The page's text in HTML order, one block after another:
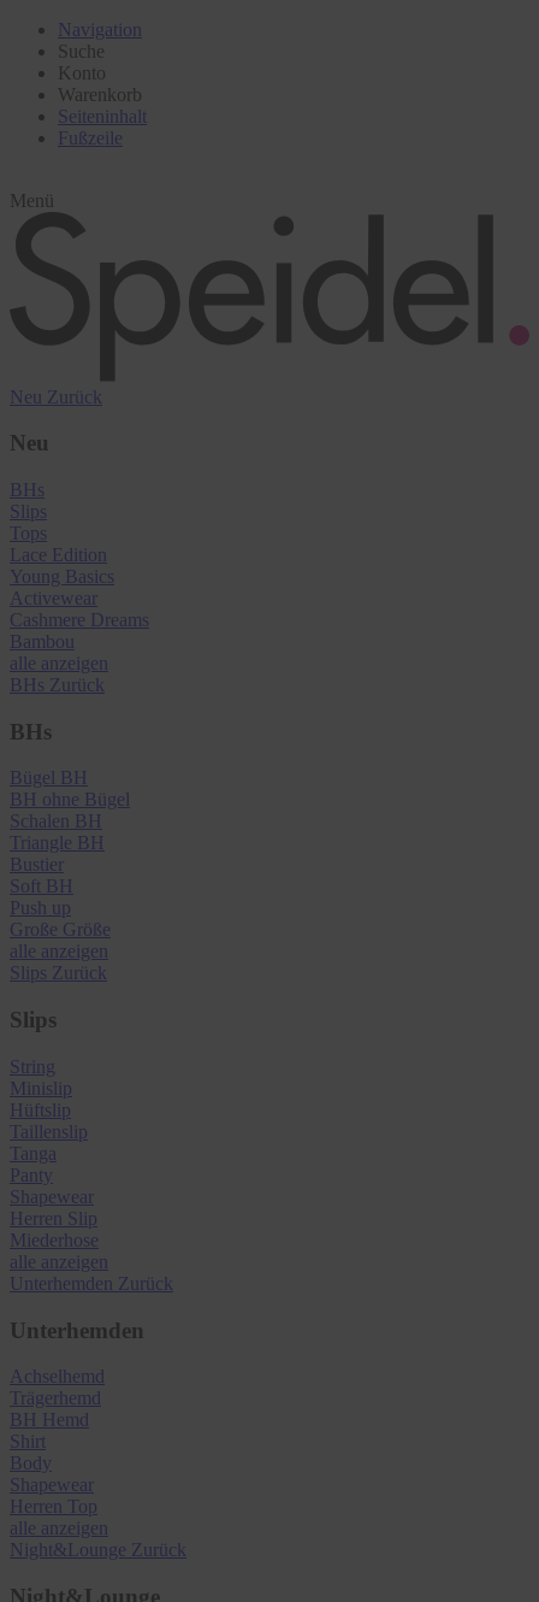
Navigation
Suche
Konto
Warenkorb
Seiteninhalt
Fußzeile
Menü
Neu Zurück
Neu
BHs
Slips
Tops
Lace Edition
Young Basics
Activewear
Cashmere Dreams
Bambou
alle anzeigen
BHs Zurück
BHs
Bügel BH
BH ohne Bügel
Schalen BH
Triangle BH
Bustier
Soft BH
Push up
Große Größe
alle anzeigen
Slips Zurück
Slips
String
Minislip
Hüftslip
Taillenslip
Tanga
Panty
Shapewear
Herren Slip
Miederhose
alle anzeigen
Unterhemden Zurück
Unterhemden
Achselhemd
Trägerhemd
BH Hemd
Shirt
Body
Shapewear
Herren Top
alle anzeigen
Night&Lounge Zurück
Night&Lounge